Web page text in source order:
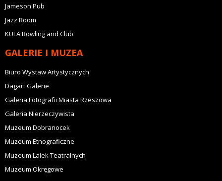
Jameson Pub
Jazz Room
KULA Bowling and Club
GALERIE I MUZEA
Biuro Wystaw Artystycznych
Dagart Galerie
Galeria Fotografii Miasta Rzeszowa
Galeria Nierzeczywista
Muzeum Dobranocek
Muzeum Etnograficzne
Muzeum Lalek Teatralnych
Muzeum Okręgowe